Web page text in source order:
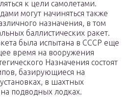
к цели самолетами.
могут начиняться также
назначения, в том
баллистических ракет.
была испытана в СССР еще
время на вооружения
Назначения состоят
базирующиеся на
в шахтных
подводных лодках.